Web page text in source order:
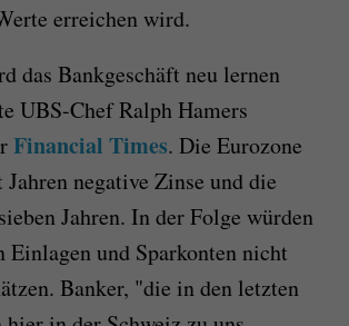
erreichen wird.
das Bankgeschäft neu lernen
UBS-Chef Ralph Hamers
Financial Times. Die Eurozone
Jahren negative Zinse und die
Jahren. In der Folge würden
Einlagen und Sparkonten nicht
Banker, "die in den letzten